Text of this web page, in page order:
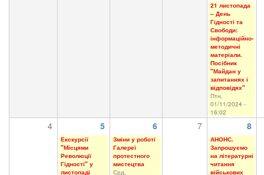
21 листопада
– День
Гідності та
Свободи:
інформаційно-
методичні
матеріали.
Посібник
"Майдан у
запитаннях і
відповідях"
Птн,
01/11/2024 -
16:02
4 5 6 7 8
Екскурсії
"Місцями
Революції
Гідності" у
листопаді
Зміни у роботі
Галереї
протестного
мистецтва
Срд,
АНОНС.
Запрошуємо
на літературні
читання
військових